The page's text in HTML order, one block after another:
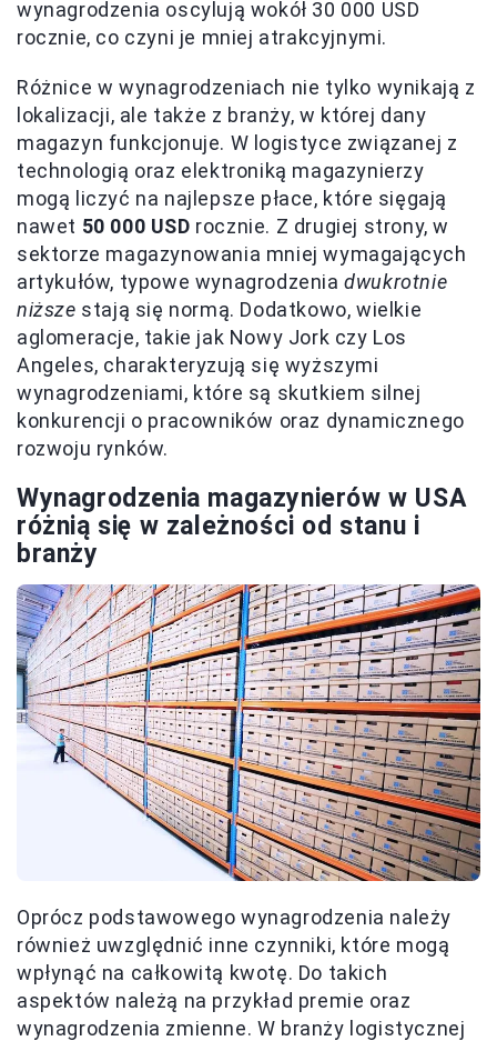
wynagrodzenia oscylują wokół 30 000 USD
rocznie, co czyni je mniej atrakcyjnymi.
Różnice w wynagrodzeniach nie tylko wynikają z
lokalizacji, ale także z branży, w której dany
magazyn funkcjonuje. W logistyce związanej z
technologią oraz elektroniką magazynierzy
mogą liczyć na najlepsze płace, które sięgają
nawet 50 000 USD rocznie. Z drugiej strony, w
sektorze magazynowania mniej wymagających
artykułów, typowe wynagrodzeniadwukrotnie
niższe stają się normą. Dodatkowo, wielkie
aglomeracje, takie jak Nowy Jork czy Los
Angeles, charakteryzują się wyższymi
wynagrodzeniami, które są skutkiem silnej
konkurencji o pracowników oraz dynamicznego
rozwoju rynków.
Wynagrodzenia magazynierów w USA
różnią się w zależności od stanu i
branży
Oprócz podstawowego wynagrodzenia należy
również uwzględnić inne czynniki, które mogą
wpłynąć na całkowitą kwotę. Do takich
aspektów należą na przykład premie oraz
wynagrodzenia zmienne. W branży logistycznej